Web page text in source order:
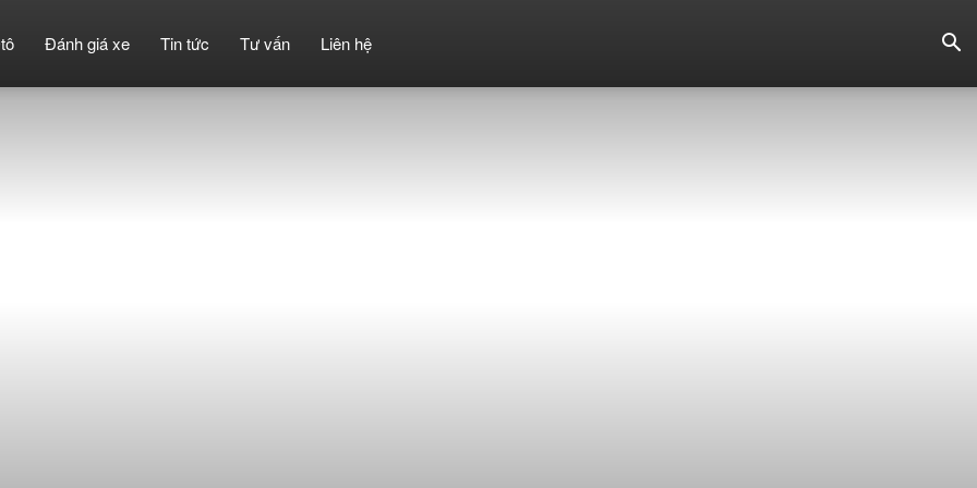
Đánh giá xe Tin tức Tư vấn Liên hệ